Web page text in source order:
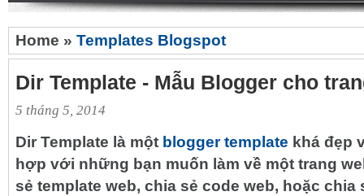
Home » Templates Blogspot
Dir Template - Mẫu Blogger cho
5 tháng 5, 2014
Dir Template là một blogger template khá đẹp
hợp với những bạn muốn làm về một trang
sẻ template web, chia sẻ code web, hoặc chia